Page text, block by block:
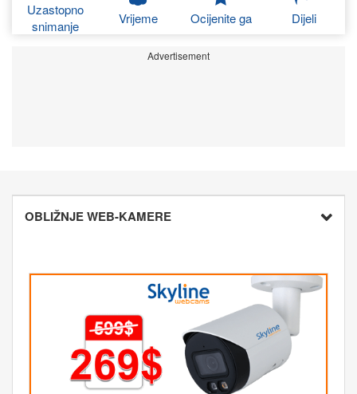
Uzastopno
snimanje
Vrijeme Ocijenite ga Dijeli
Advertisement
OBLIŽNJE WEB-KAMERE